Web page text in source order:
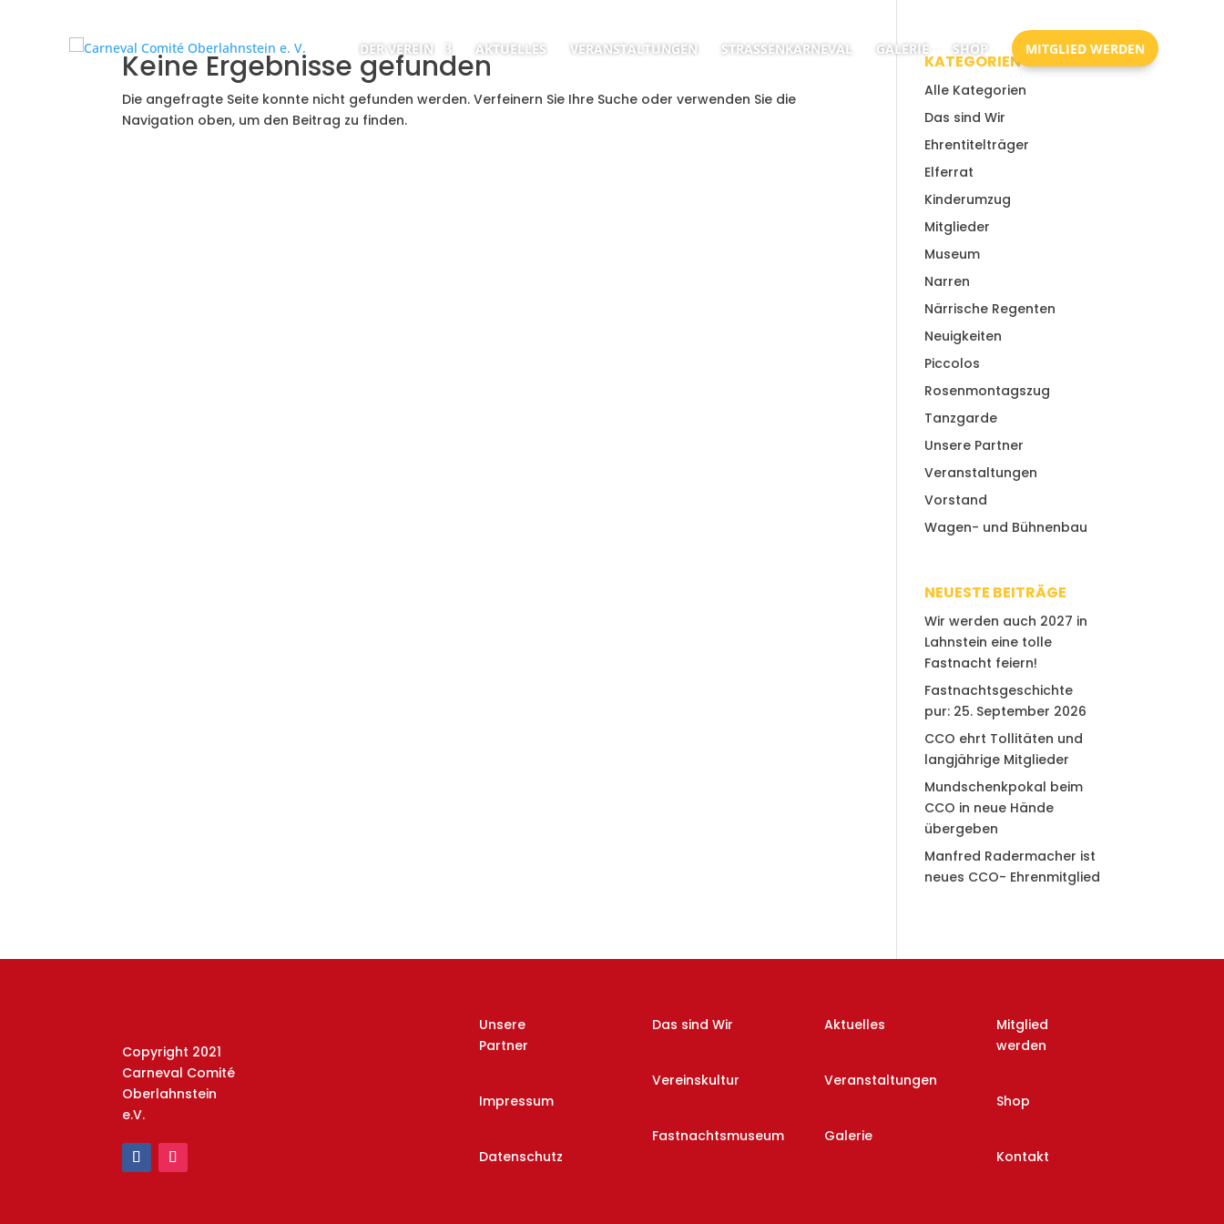
DER VEREIN AKTUELLES VERANSTALTUNGEN STRASSENKARNEVAL GALERIE SHOP MITGLIED WERDEN
Keine Ergebnisse gefunden
Die angefragte Seite konnte nicht gefunden werden. Verfeinern Sie Ihre Suche oder verwenden Sie die
Navigation oben, um den Beitrag zu finden.
KATEGORIEN
Alle Kategorien
Das sind Wir
Ehrentitelträger
Elferrat
Kinderumzug
Mitglieder
Museum
Narren
Närrische Regenten
Neuigkeiten
Piccolos
Rosenmontagszug
Tanzgarde
Unsere Partner
Veranstaltungen
Vorstand
Wagen- und Bühnenbau
NEUESTE BEITRÄGE
Wir werden auch 2027 in
Lahnstein eine tolle
Fastnacht feiern!
Fastnachtsgeschichte
pur: 25. September 2026
CCO ehrt Tollitäten und
langjährige Mitglieder
Mundschenkpokal beim
CCO in neue Hände
übergeben
Manfred Radermacher ist
neues CCO- Ehrenmitglied
Copyright 2021
Carneval Comité
Oberlahnstein
e.V.
Unsere
Partner
Impressum
Datenschutz
Das sind Wir
Vereinskultur
Fastnachtsmuseum
Aktuelles
Veranstaltungen
Galerie
Mitglied
werden
Shop
Kontakt